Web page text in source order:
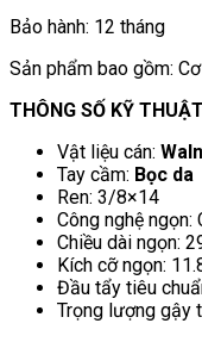
Bảo hành: 12 tháng
Sản phẩm bao gồm:
THÔNG SỐ KỸ THUẬT
Vật liệu cán:
Tay cầm: Bọc da
Ren: 3/8×14
Công nghệ ngọn:
Chiều dài ngọn:
Kích cỡ ngọn:
Đầu tẩy tiêu
Trọng lượng gậy